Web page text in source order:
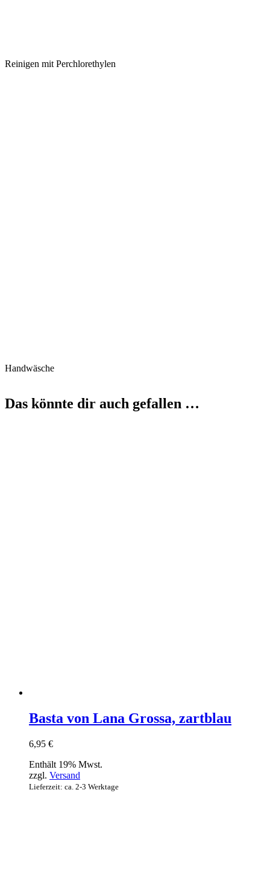
Reinigen mit Perchlorethylen
Handwäsche
Das könnte dir auch gefallen …
Basta von Lana Grossa, zartblau
6,95 €
Enthält 19% Mwst.
zzgl. Versand
Lieferzeit: ca. 2-3 Werktage